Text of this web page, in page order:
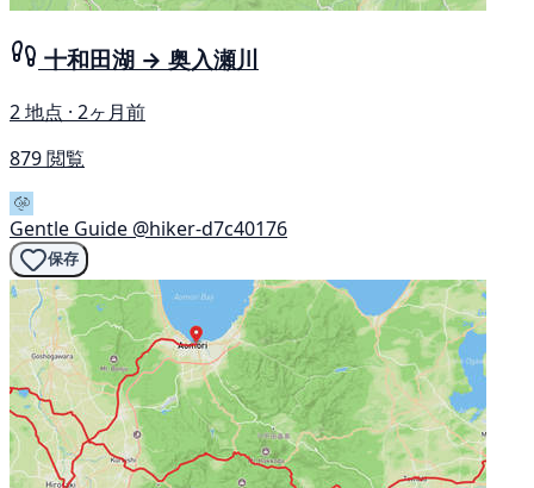
十和田湖 → 奥入瀬川
2 地点 · 2ヶ月前
879 閲覧
Gentle Guide @hiker-d7c40176
保存